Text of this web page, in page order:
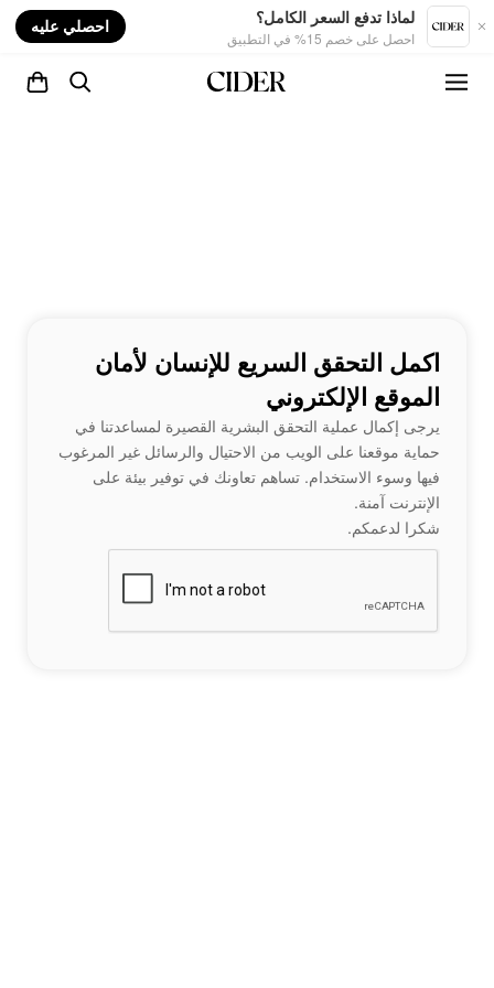
لماذا تدفع السعر الكامل؟
احصل على خصم 15% في التطبيق
احصلي عليه
اكمل التحقق السريع للإنسان لأمان
الموقع الإلكتروني
يرجى إكمال عملية التحقق البشرية القصيرة لمساعدتنا في
حماية موقعنا على الويب من الاحتيال والرسائل غير المرغوب
فيها وسوء الاستخدام. تساهم تعاونك في توفير بيئة على
الإنترنت آمنة.
شكرا لدعمكم.